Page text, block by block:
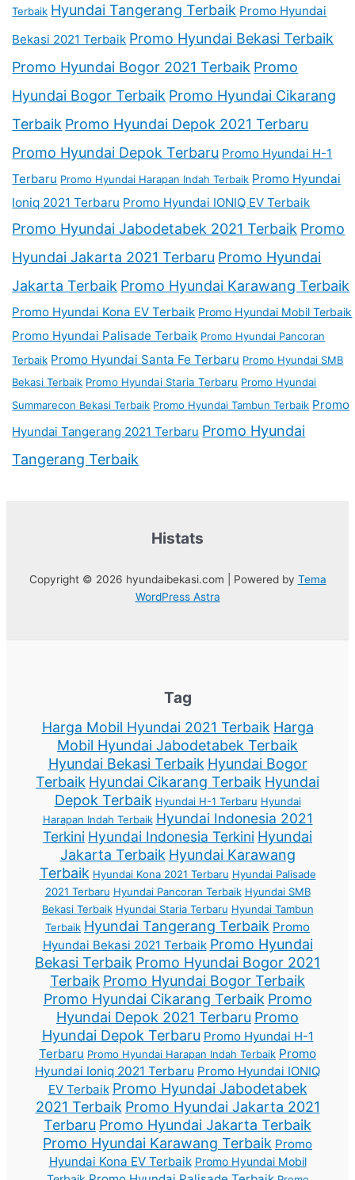
Terbaik Hyundai Tangerang Terbaik Promo Hyundai
Bekasi 2021 Terbaik Promo Hyundai Bekasi Terbaik
Promo Hyundai Bogor 2021 Terbaik Promo
Hyundai Bogor Terbaik Promo Hyundai Cikarang
Terbaik Promo Hyundai Depok 2021 Terbaru
Promo Hyundai Depok Terbaru Promo Hyundai H-1
Terbaru Promo Hyundai Harapan Indah Terbaik Promo Hyundai
Ioniq 2021 Terbaru Promo Hyundai IONIQ EV Terbaik
Promo Hyundai Jabodetabek 2021 Terbaik Promo
Hyundai Jakarta 2021 Terbaru Promo Hyundai
Jakarta Terbaik Promo Hyundai Karawang Terbaik
Promo Hyundai Kona EV Terbaik Promo Hyundai Mobil Terbaik
Promo Hyundai Palisade Terbaik Promo Hyundai Pancoran
Terbaik Promo Hyundai Santa Fe Terbaru Promo Hyundai SMB
Bekasi Terbaik Promo Hyundai Staria Terbaru Promo Hyundai
Summarecon Bekasi Terbaik Promo Hyundai Tambun Terbaik Promo
Hyundai Tangerang 2021 Terbaru Promo Hyundai
Tangerang Terbaik
Histats
Copyright © 2026 hyundaibekasi.com | Powered by Tema
WordPress Astra
Tag
Harga Mobil Hyundai 2021 Terbaik Harga
Mobil Hyundai Jabodetabek Terbaik
Hyundai Bekasi Terbaik Hyundai Bogor
Terbaik Hyundai Cikarang Terbaik Hyundai
Depok Terbaik Hyundai H-1 Terbaru Hyundai
Harapan Indah Terbaik Hyundai Indonesia 2021
Terkini Hyundai Indonesia Terkini Hyundai
Jakarta Terbaik Hyundai Karawang
Terbaik Hyundai Kona 2021 Terbaru Hyundai Palisade
2021 Terbaru Hyundai Pancoran Terbaik Hyundai SMB
Bekasi Terbaik Hyundai Staria Terbaru Hyundai Tambun
Terbaik Hyundai Tangerang Terbaik Promo
Hyundai Bekasi 2021 Terbaik Promo Hyundai
Bekasi Terbaik Promo Hyundai Bogor 2021
Terbaik Promo Hyundai Bogor Terbaik
Promo Hyundai Cikarang Terbaik Promo
Hyundai Depok 2021 Terbaru Promo
Hyundai Depok Terbaru Promo Hyundai H-1
Terbaru Promo Hyundai Harapan Indah Terbaik Promo
Hyundai Ioniq 2021 Terbaru Promo Hyundai IONIQ
EV Terbaik Promo Hyundai Jabodetabek
2021 Terbaik Promo Hyundai Jakarta 2021
Terbaru Promo Hyundai Jakarta Terbaik
Promo Hyundai Karawang Terbaik Promo
Hyundai Kona EV Terbaik Promo Hyundai Mobil